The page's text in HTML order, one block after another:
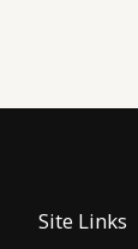
Site Links